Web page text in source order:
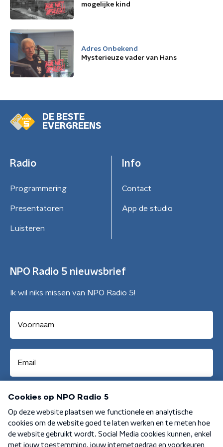
mogelijke kind
Adres Onbekend
Mysterieuze vader van Hans
DE BESTE
EVERGREENS
Radio
Programmering
Presentatoren
Luisteren
Info
Contact
App de studio
NPO Radio 5 nieuwsbrief
Ik wil niks missen van NPO Radio 5!
Aanmelden
Algemene voorwaarden